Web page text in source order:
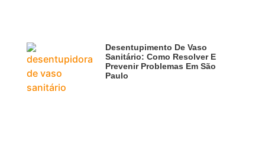
Desentupimento De Vaso
Sanitário: Como Resolver E
Prevenir Problemas Em São
Paulo